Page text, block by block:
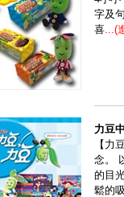
字及
喜...(
力豆
【力
念。
的目
鬆的